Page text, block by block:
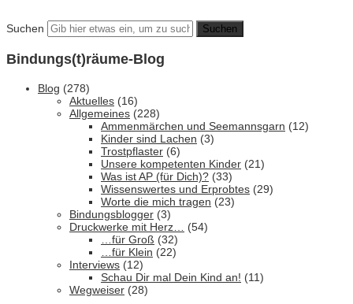
Suchen
Bindungs(t)räume-Blog
Blog (278)
Aktuelles (16)
Allgemeines (228)
Ammenmärchen und Seemannsgarn (12)
Kinder sind Lachen (3)
Trostpflaster (6)
Unsere kompetenten Kinder (21)
Was ist AP (für Dich)? (33)
Wissenswertes und Erprobtes (29)
Worte die mich tragen (23)
Bindungsblogger (3)
Druckwerke mit Herz… (54)
…für Groß (32)
…für Klein (22)
Interviews (12)
Schau Dir mal Dein Kind an! (11)
Wegweiser (28)